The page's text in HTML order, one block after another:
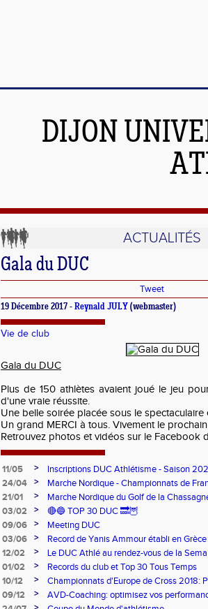
DIJON
ACTUALITÉS
Gala du DUC
Tweet
19 Décembre 2017 - Reynald JULY (webmaster)
Vie de club
Gala du DUC
Plus de 150 athlètes avaient joué le jeu
d'une vraie réussite.
Une belle soirée placée sous le spectaculaire
Un grand MERCI à tous. Vivement le
Retrouvez photos et vidéos sur le Facebook
11/05 >
Inscriptions DUC Athlétisme - Saison
24/04
>
Marche Nordique - Championnats de
21/01
>
Marche Nordique du Golf de la
03/02
>
🔴🔵 TOP 30 DUC 🔜🦉
09/06
>
Meeting DUC
03/06
>
Record de Yanis Ammour établi en Grèce
12/02
>
Le DUC Athlé au rendez-vous de la
Paralympique et du dispositif pilote "Jeux
01/02 >
Records du club et Top 30 Tous Temps
10/12
>
Championnats d'Europe de Cross 2018:
Argent
09/12 >
AVD-Coaching: optimisez vos
mentale!